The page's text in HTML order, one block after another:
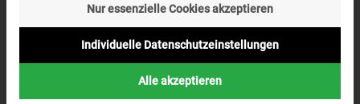
Diktatur erzählen lassen, sondern auch ein
multifunktionaler Ort: Hier verbinden sich Forschung,
Erinnerungskultur und Gedenkstättenpädagogik
Nur essenzielle Cookies akzeptieren
Individuelle Datenschutzeinstellungen
Alle akzeptieren